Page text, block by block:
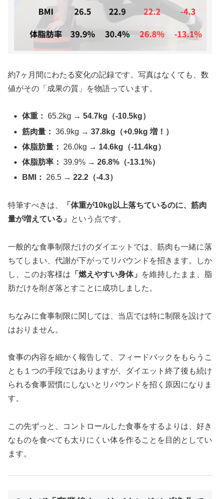
約7ヶ月間にわたる変化の記録です。写真はなくても、数
値がその「成果の質」を物語っています。
体重： 65.2kg →54.7kg（-10.5kg）
筋肉量： 36.9kg →37.8kg（+0.9kg 増！）
体脂肪量：
26.0kg → 14.6kg（-11.4kg）
体脂肪率： 39.9% →26.8%（-13.1%）
BMI：
26.5 →22.2（-4.3）
特筆すべきは、
「体重が10kg以上落ちているのに、筋肉
量が増えている」
という点です。
一般的な食事制限だけのダイエットでは、筋肉も一緒に落
ちてしまい、代謝が下がってリバウンドを招きます。しか
し、このお客様は 「燃えやすい身体」
を維持したまま、脂
肪だけを削ぎ落とすことに成功しました。
ちなみに食事制限に関しては、当店では特に制限を設けて
はおりません。
食事の内容を細かく報告して、フィードバックをもらうこ
とも１つの手段ではありますが、ダイエット終了後も続け
られる食事習慣にしないとリバウンドを招く原因になりま
す。
この先ずっと、コントロールした食事をするよりは、好き
なものを食べても太りにくい体を作ることを目的としてい
ます。